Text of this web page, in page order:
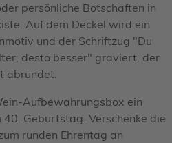
persönliche Botschaften in
Auf dem Deckel wird ein
und der Schriftzug "Du
desto besser" graviert, der
abrundet.
Aufbewahrungsbox ein
40. Geburtstag. Verschenke die
runden Ehrentag an